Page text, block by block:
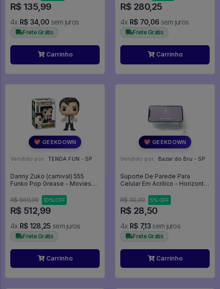
R$ 135,99
4x R$ 34,00 sem juros
Frete Grátis
Carrinho
R$ 280,25
4x R$ 70,06 sem juros
Frete Grátis
Carrinho
💖 GEEKDOWN
Vendido por: TENDA FUN - SP
Danny Zuko (carnival) 555
Funko Pop Grease - Movies
#555
R$ 569,99 10% OFF
R$ 512,99
4x R$ 128,25 sem juros
Frete Grátis
Carrinho
💖 GEEKDOWN
Vendido por: Bazar do Bru - SP
Suporte De Parede Para
Celular Em Acrílico - Horizontal
R$ 30,00
5% OFF
R$ 28,50
4x R$ 7,13 sem juros
Frete Grátis
Carrinho